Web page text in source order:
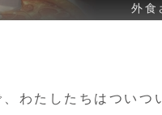
外食
わたしたちはついつ